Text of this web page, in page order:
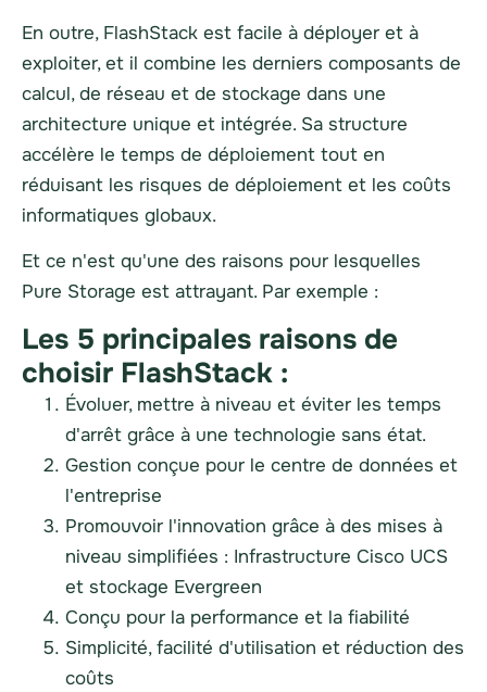
En outre, FlashStack est facile à déployer et à
exploiter, et il combine les derniers composants de
calcul, de réseau et de stockage dans une
architecture unique et intégrée. Sa structure
accélère le temps de déploiement tout en
réduisant les risques de déploiement et les coûts
informatiques globaux.
Et ce n'est qu'une des raisons pour lesquelles
Pure Storage est attrayant. Par exemple :
Les 5 principales raisons de
choisir FlashStack :
Évoluer, mettre à niveau et éviter les temps
d'arrêt grâce à une technologie sans état.
Gestion conçue pour le centre de données et
l'entreprise
Promouvoir l'innovation grâce à des mises à
niveau simplifiées : Infrastructure Cisco UCS
et stockage Evergreen
Conçu pour la performance et la fiabilité
Simplicité, facilité d'utilisation et réduction des
coûts